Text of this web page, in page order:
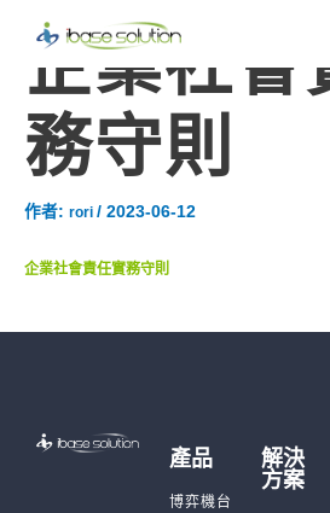
企業社會
務守則
作者: rori / 2023-06-12
企業社會責任實務守則
產品
博弈機台
解決
方案